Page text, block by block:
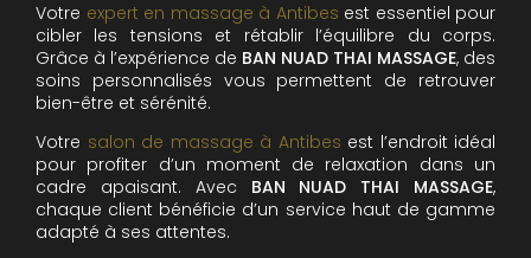
Votre expert en massage à Antibes est essentiel pour
cibler les tensions et rétablir l’équilibre du corps.
Grâce à l’expérience de BAN NUAD THAI MASSAGE, des
soins personnalisés vous permettent de retrouver
bien-être et sérénité.
Votre salon de massage à Antibes est l’endroit idéal
pour profiter d’un moment de relaxation dans un
cadre apaisant. Avec BAN NUAD THAI MASSAGE,
chaque client bénéficie d’un service haut de gamme
adapté à ses attentes.